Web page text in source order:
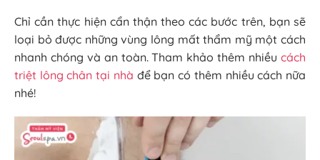
Chỉ cần thực hiện cẩn thận theo các bước trên, bạn sẽ
loại bỏ được những vùng lông mất thẩm mỹ một cách
nhanh chóng và an toàn. Tham khảo thêm nhiều cách
triệt lông chân tại nhà để bạn có thêm nhiều cách nữa
nhé!